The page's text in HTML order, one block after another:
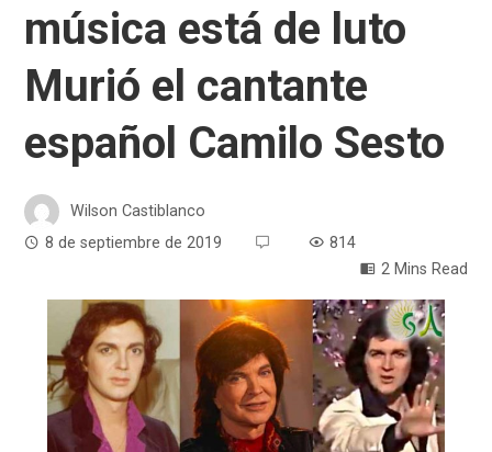
música está de luto
Murió el cantante
español Camilo Sesto
Wilson Castiblanco
8 de septiembre de 2019
814
2 Mins Read